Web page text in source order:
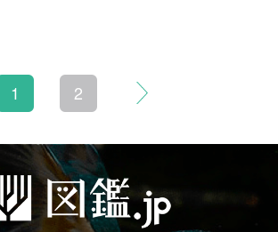
シーについて
く表示 ｜運営会社｜インプレスグル
ープ